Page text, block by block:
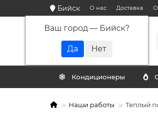
Бийск
Ваш город — Бийск?
О нас Доставка
Кондиционеры
Наши работы Теплый